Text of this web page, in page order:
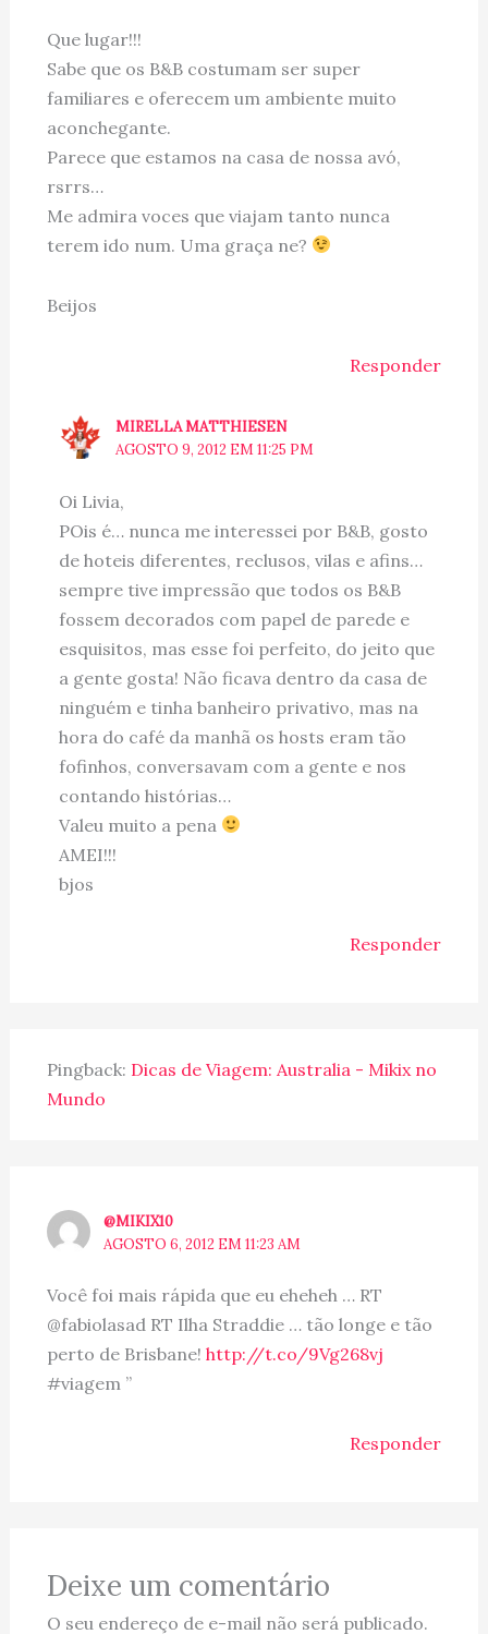
Que lugar!!!
Sabe que os B&B costumam ser super
familiares e oferecem um ambiente muito
aconchegante.
Parece que estamos na casa de nossa avó,
rsrrs…
Me admira voces que viajam tanto nunca
terem ido num. Uma graça ne?
Beijos
Responder
MIRELLA MATTHIESEN
AGOSTO 9, 2012 EM 11:25 PM
Oi Livia,
POis é… nunca me interessei por B&B, gosto
de hoteis diferentes, reclusos, vilas e afins…
sempre tive impressão que todos os B&B
fossem decorados com papel de parede e
esquisitos, mas esse foi perfeito, do jeito que
a gente gosta! Não ficava dentro da casa de
ninguém e tinha banheiro privativo, mas na
hora do café da manhã os hosts eram tão
fofinhos, conversavam com a gente e nos
contando histórias…
Valeu muito a pena
AMEI!!!
bjos
Responder
Pingback: Dicas de Viagem: Australia - Mikix no
Mundo
@MIKIX10
AGOSTO 6, 2012 EM 11:23 AM
Você foi mais rápida que eu eheheh … RT
@fabiolasad RT Ilha Straddie … tão longe e tão
perto de Brisbane! http://t.co/9Vg268vj
#viagem ”
Responder
Deixe um comentário
O seu endereço de e-mail não será publicado.